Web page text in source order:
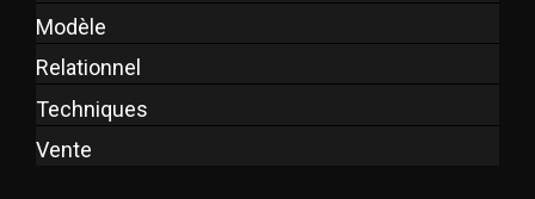
Modèle
Relationnel
Techniques
Vente